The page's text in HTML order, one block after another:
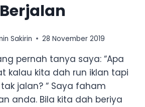
Sakirin 28 November 2019
pernah tanya saya: “Apa
kalau kita dah run iklan tapi
jalan? “ Saya faham
anda. Bila kita dah beriya